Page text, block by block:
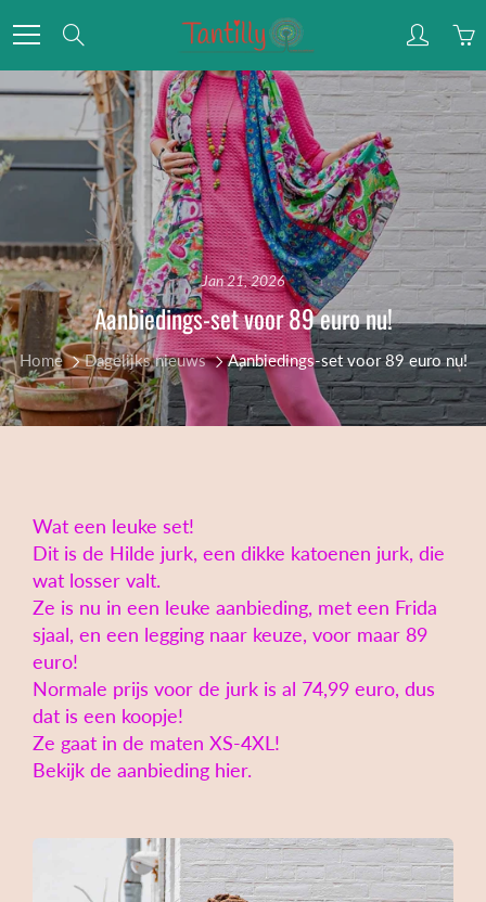
to
Content
Jan 21, 2026
Aanbiedings-set voor 89 euro nu!
Home Dagelijks nieuws Aanbiedings-set voor 89 euro nu!
Wat een leuke set!
Dit is de Hilde jurk, een dikke katoenen jurk, die
wat losser valt.
Ze is nu in een leuke aanbieding, met een Frida
sjaal, en een legging naar keuze, voor maar 89
euro!
Normale prijs voor de jurk is al 74,99 euro, dus
dat is een koopje!
Ze gaat in de maten XS-4XL!
Bekijk de aanbieding hier.